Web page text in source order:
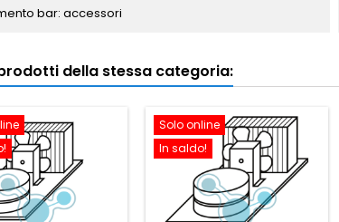
bar: accessori
della stessa categoria:
Solo online
In saldo!